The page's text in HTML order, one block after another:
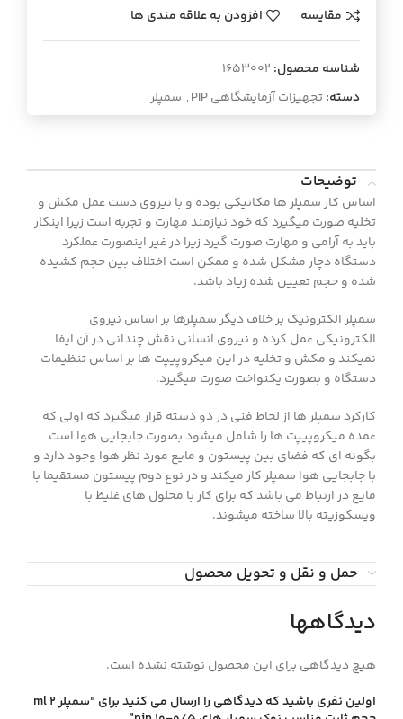
مقایسه
افزودن به علاقه مندی ها
شناسه محصول: 1653002
دسته:تجهیزات آزمایشگاهی PIP , سمپلر
توضیحات
اساس کار سمپلر ها مکانیکی بوده و با نیروی دست عمل مکش و
تخلیه صورت میگیرد که خود نیازمند مهارت و تجربه است زیرا اینکار
باید به آرامی و مهارت صورت گیرد زیرا در غیر اینصورت عملکرد
دستگاه دچار مشکل شده و ممکن است اختلاف بین حجم کشیده
شده و حجم تعیین شده زیاد باشد.
سمپلر الکترونیک بر خلاف دیگر سمپلرها بر اساس نیروی
الکترونیکی عمل کرده و نیروی انسانی نقش چندانی در آن ایفا
نمیکند و مکش و تخلیه در این میکروپیپت ها بر اساس تنظیمات
دستگاه و بصورت یکنواخت صورت میگیرد.
کارکرد سمپلر ها از لحاظ فنی در دو دسته قرار میگیرد که اولی که
عمده میکروپیپت ها را شامل میشود بصورت جابجایی هوا است
بگونه ای که فضای بین پیستون و مایع مورد نظر هوا وجود دارد و
با جابجایی هوا سمپلر کار میکند و در نوع دوم پیستون مستقیما با
مایع در ارتباط می باشد که برای کار با محلول های غلیظ با
ویسکوزیته بالا ساخته میشوند.
حمل و نقل و تحویل محصول
دیدگاهها
هیچ دیدگاهی برای این محصول نوشته نشده است.
اولین نفری باشید که دیدگاهی را ارسال می کنید برای “سمپلر 2 ml